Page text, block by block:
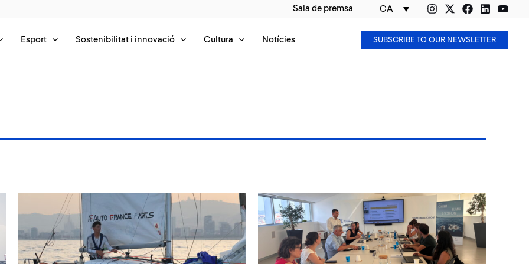
Sala de premsa CA
Esport Sostenibilitat i innovació Cultura Notícies SUBSCRIBE TO OUR NEWSLETTER